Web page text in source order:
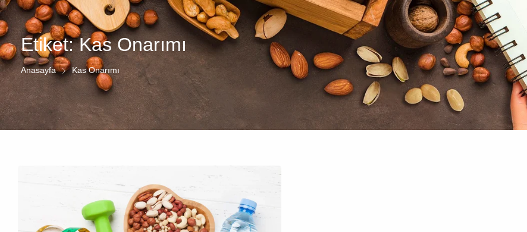
Etiket:Kas Onarımı
Anasayfa Kas Onarımı